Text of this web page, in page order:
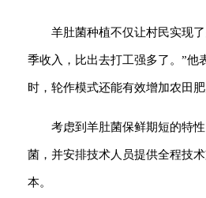
羊肚菌种植不仅让村民实现
季收入，比出去打工强多了。”他
时，轮作模式还能有效增加农田
考虑到羊肚菌保鲜期短的特
菌，并安排技术人员提供全程技
本。